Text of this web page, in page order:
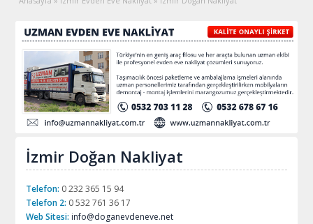
İzmir Doğan Nakliyat
Telefon: 0 232 365 15 94
Telefon 2: 0 532 761 36 17
Web Sitesi: info@doganevdeneve.net